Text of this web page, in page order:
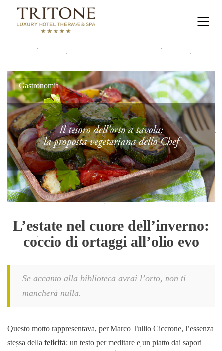
Gastronomia
L’estate nel cuore dell’inverno:
coccio di ortaggi all’olio evo
Se accanto alla biblioteca avrai l’orto, non ti
mancherà nulla.
Questo motto rappresentava, per Marco Tullio Cicerone, l’essenza
stessa della felicità: un testo per meditare e un piatto dai sapori